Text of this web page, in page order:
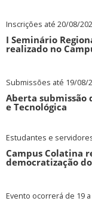
Inscrições até 20/08/
I Seminário
realizado no
Submissões até 19/08/
Aberta submissão
e Tecnológica
Estudantes e
Campus Colatina
democratização
Evento ocorrerá de 19